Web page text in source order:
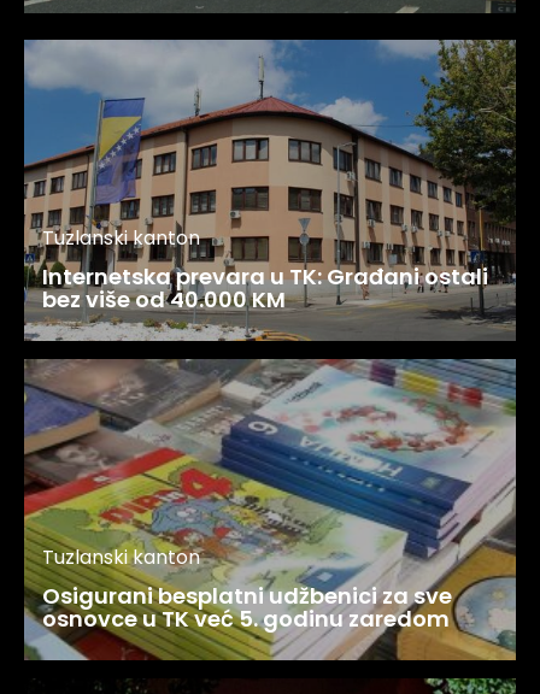
Tuzlanski kanton
Internetska prevara u TK: Građani ostali
bez više od 40.000 KM
Tuzlanski kanton
Osigurani besplatni udžbenici za sve
osnovce u TK već 5. godinu zaredom